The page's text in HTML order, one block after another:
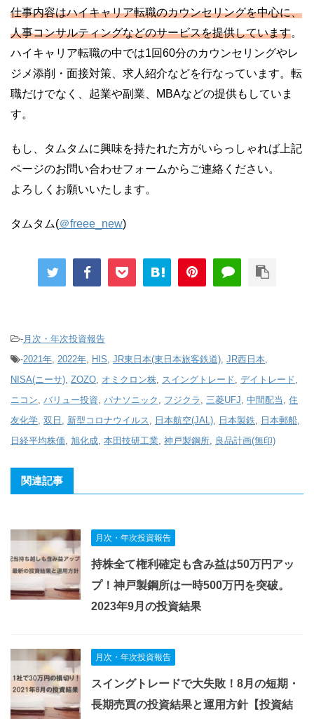
仕事内容はハイキャリア転職のカウンセリングを中心に、
人事コンサルティングなどのサービスを提供しています。
ハイキャリア転職の中では1回60分のカウンセリングやレ
ジメ添削・面接対策、求人紹介などを行なっています。転
職だけでなく、起業や副業、MBAなどの提供もしていま
す。
もし、タムタムに興味を持たれた方がいらっしゃれば上記
ページのお問い合わせフォームからご連絡ください。
よろしくお願いいたします。
タムタム(＠freee_new)
- 月次・年次投資報告
-2021年 2022年 HIS JR東日本(東日本旅客鉄道) JR西日本
NISA(ニーサ) ZOZO オミクロン株 スイングトレード デイトレード
ニコン バリュー投資 パナソニック フジクラ 三菱UFJ 中間配当
住
友化学 双日 新型コロナウイルス 日本航空(JAL) 日本製鉄 日本郵船
日経平均株価 旭化成 本田技研工業 神戸製鋼所 良品計画(無印)
関連記事
月次・年次投資報告
持株全て権利確定も含み益は50万円アッ
プ！神戸製鋼所は一時500万円を突破。
2023年9月の投資結果
月次・年次投資報告
スイングトレードで大失敗！8月の短期・
長期売買の投資結果と運用方針【投資結